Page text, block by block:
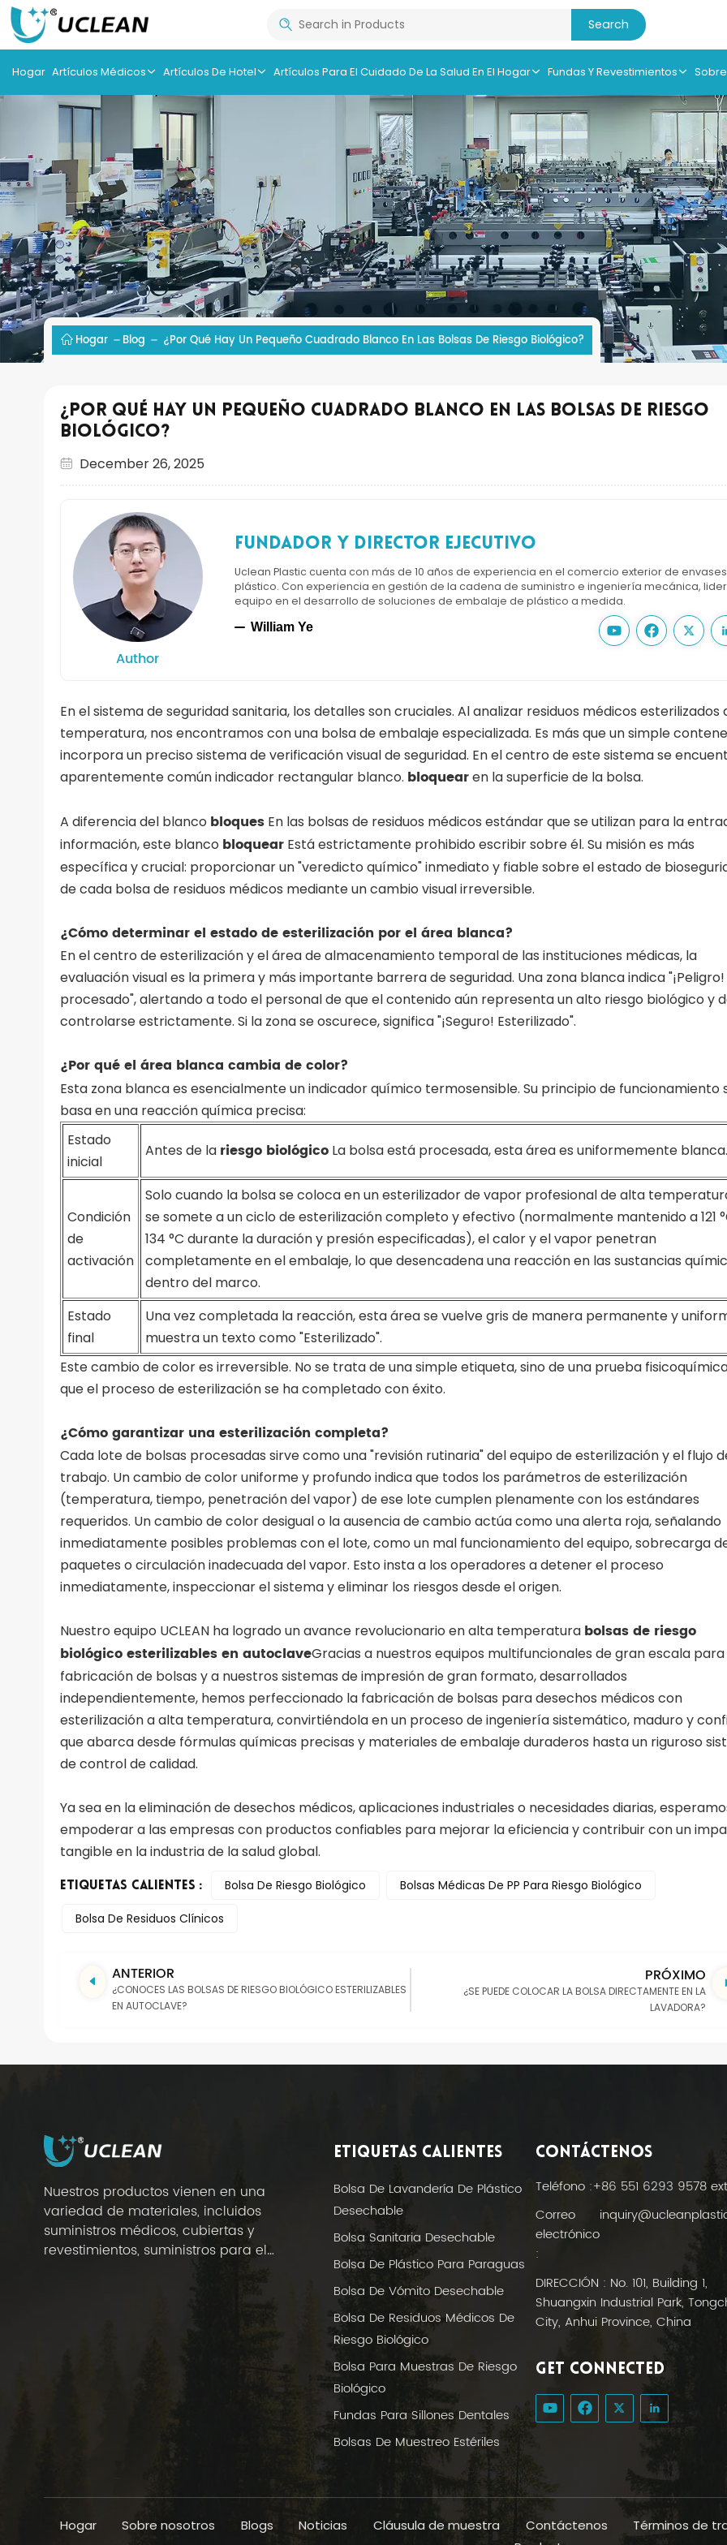
Hogar Artículos Médicos Artículos De Hotel Artículos Para El Cuidado De La Salud En El Hogar Fundas Y Revestimientos
Hogar Blog ¿Por Qué Hay Un Pequeño Cuadrado Blanco En Las Bolsas De Riesgo Biológico?
¿Por qué hay un pequeño cuadrado blanco en las bolsas de riesgo
biológico?
December 26, 2025
Author
Fundador y director ejecutivo
Uclean Plastic cuenta con más de 10 años de experiencia en el comercio exterior de
plástico. Con experiencia en gestión de la cadena de suministro e ingeniería mecánica,
equipo en el desarrollo de soluciones de embalaje de plástico a medida.
William Ye
En el sistema de seguridad sanitaria, los detalles son cruciales. Al analizar residuos médicos esterilizados
temperatura, nos encontramos con una bolsa de embalaje especializada. Es más que un simple
incorpora un preciso sistema de verificación visual de seguridad. En el centro de este sistema se
aparentemente común indicador rectangular blanco. bloquearen la superficie de la bolsa.
A diferencia del blanco bloquesEn las bolsas de residuos médicos estándar que se utilizan para la
información, este blanco bloquear Está estrictamente prohibido escribir sobre él. Su misión es más
específica y crucial: proporcionar un "veredicto químico" inmediato y fiable sobre el estado de
de cada bolsa de residuos médicos mediante un cambio visual irreversible.
¿Cómo determinar el estado de esterilización por el área blanca?
En el centro de esterilización y el área de almacenamiento temporal de las instituciones médicas, la
evaluación visual es la primera y más importante barrera de seguridad. Una zona blanca indica "¡Peligro!
procesado", alertando a todo el personal de que el contenido aún representa un alto riesgo biológico y
controlarse estrictamente. Si la zona se oscurece, significa "¡Seguro! Esterilizado".
¿Por qué el área blanca cambia de color?
Esta zona blanca es esencialmente un indicador químico termosensible. Su principio de funcionamiento
basa en una reacción química precisa:
Estado
inicial
Antes de la riesgo biológicoLa bolsa está procesada, esta área es uniformemente blanca.
Condición
de
activación
Solo cuando la bolsa se coloca en un esterilizador de vapor profesional de alta
se somete a un ciclo de esterilización completo y efectivo (normalmente mantenido a 121
134 °C durante la duración y presión especificadas), el calor y el vapor penetran
completamente en el embalaje, lo que desencadena una reacción en las sustancias
dentro del marco.
Estado
final
Una vez completada la reacción, esta área se vuelve gris de manera permanente y
muestra un texto como "Esterilizado".
Este cambio de color es irreversible. No se trata de una simple etiqueta, sino de una prueba
que el proceso de esterilización se ha completado con éxito.
¿Cómo garantizar una esterilización completa?
Cada lote de bolsas procesadas sirve como una "revisión rutinaria" del equipo de esterilización y el flujo
trabajo. Un cambio de color uniforme y profundo indica que todos los parámetros de esterilización
(temperatura, tiempo, penetración del vapor) de ese lote cumplen plenamente con los estándares
requeridos. Un cambio de color desigual o la ausencia de cambio actúa como una alerta roja, señalando
inmediatamente posibles problemas con el lote, como un mal funcionamiento del equipo, sobrecarga
paquetes o circulación inadecuada del vapor. Esto insta a los operadores a detener el proceso
inmediatamente, inspeccionar el sistema y eliminar los riesgos desde el origen.
Nuestro equipo UCLEAN ha logrado un avance revolucionario en alta temperatura bolsas de riesgo
biológico esterilizables en autoclaveGracias a nuestros equipos multifuncionales de gran escala para
fabricación de bolsas y a nuestros sistemas de impresión de gran formato, desarrollados
independientemente, hemos perfeccionado la fabricación de bolsas para desechos médicos con
esterilización a alta temperatura, convirtiéndola en un proceso de ingeniería sistemático, maduro y
que abarca desde fórmulas químicas precisas y materiales de embalaje duraderos hasta un riguroso
de control de calidad.
Ya sea en la eliminación de desechos médicos, aplicaciones industriales o necesidades diarias,
empoderar a las empresas con productos confiables para mejorar la eficiencia y contribuir con un
tangible en la industria de la salud global.
ETIQUETAS CALIENTES : Bolsa De Riesgo Biológico Bolsas Médicas De PP Para Riesgo Biológico
Bolsa De Residuos Clínicos
ANTERIOR
¿CONOCES LAS BOLSAS DE RIESGO BIOLÓGICO ESTERILIZABLES
EN AUTOCLAVE?
PRÓXIMO
¿SE PUEDE COLOCAR LA BOLSA DIRECTAMENTE EN LA
LAVADORA?
Nuestros productos vienen en una
variedad de materiales, incluidos
suministros médicos, cubiertas y
revestimientos, suministros para el
ETIQUETAS CALIENTES
Bolsa De Lavandería De Plástico
Desechable
Bolsa Sanitaria Desechable
Bolsa De Plástico Para Paraguas
Bolsa De Vómito Desechable
Bolsa De Residuos Médicos De
Riesgo Biológico
Bolsa Para Muestras De Riesgo
Biológico
Fundas Para Sillones Dentales
Bolsas De Muestreo Estériles
CONTÁCTENOS
Teléfono :+86 551 6293 9578
Correo
electrónico
:
DIRECCIÓN : No. 101, Building 1,
Shuangxin Industrial Park,
City, Anhui Province, China
GET CONNECTED
Hogar Sobre nosotros Blogs Noticias Cláusula de muestra Contáctenos Términos de